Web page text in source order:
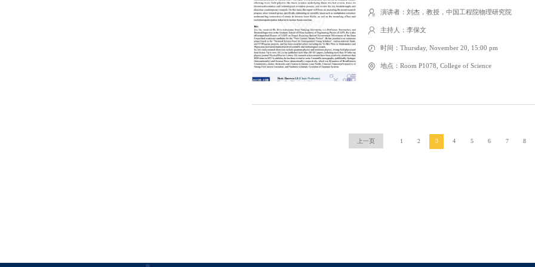
演讲者：刘杰，教授，中国工程院物理研究院
主持人：李保文
时间：Thursday, November 20, 15:00 pm
地点：Room P1078, College of Science
上一页 1 2 3 4 5 6 7 8